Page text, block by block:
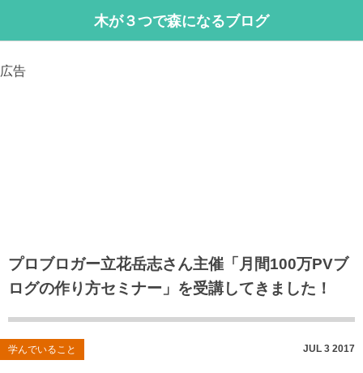
木が３つで森になるブログ
広告
プロブロガー立花岳志さん主催「月間100万PVブ
ログの作り方セミナー」を受講してきました！
学んでいること JUL 3 2017